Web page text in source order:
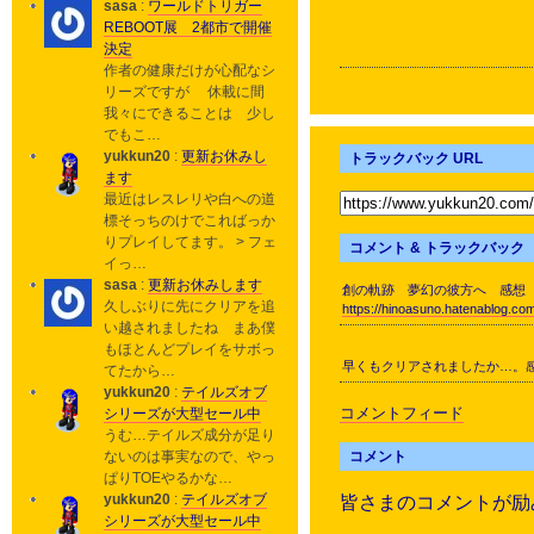
トラックバック URL
コメント & トラックバック
創の軌跡 夢幻の彼方へ 感想
https://
早くもクリアされましたか…。
コメントフィード
コメント
皆さまのコメントが
sasa : ワールドトリガー
REBOOT展 2都市で開催
決定
作者の健康だけが心配なシ
リーズですが 休載に間
我々にできることは 少し
でもこ…
yukkun20 : 更新お休みし
ます
最近はレスレリや白への道
標そっちのけでこればっか
りプレイしてます。 > フェ
イっ…
sasa : 更新お休みします
久しぶりに先にクリアを追
い越されましたね まあ僕
もほとんどプレイをサボっ
てたから…
yukkun20 : テイルズオブ
シリーズが大型セール中
うむ…テイルズ成分が足り
ないのは事実なので、やっ
ぱりTOEやるかな…
yukkun20 : テイルズオブ
シリーズが大型セール中